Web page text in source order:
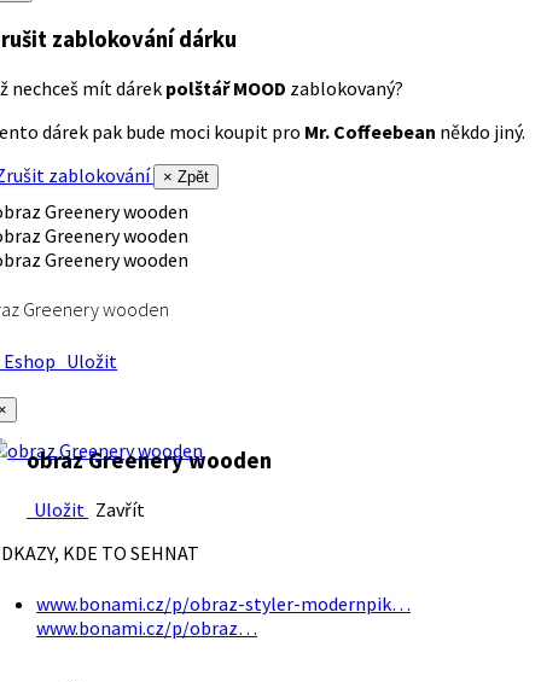
zablokování dárku
nechceš mít dárek polštář MOOD zablokovaný?
dárek pak bude moci koupit pro Mr. Coffeebean někdo jiný.
zablokování
× Zpět
Greenery wooden
Uložit
obraz Greenery wooden
Uložit Zavřít
KDE TO SEHNAT
www.bonami.cz/p/obraz-styler-modernpik…
www.bonami.cz/p/obraz…